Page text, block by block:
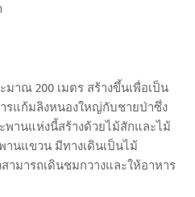
าณ 200 เมตร สร้างขึ้นเพื่อเป็น
รแก้มลิงหนองใหญ่กับชายป่าซึ่ง
พานแห่งนี้สร้างด้วยไม้สักและไม้
นแขวน มีทางเดินเป็นไม้
ามารถเดินชมกวางและให้อาหาร